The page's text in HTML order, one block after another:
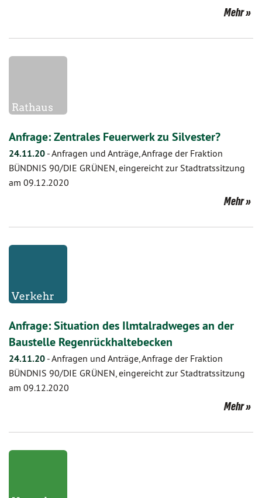
Mehr
Anfrage: Zentrales Feuerwerk zu Silvester?
24.11.20 -Anfragen und Anträge, Anfrage der Fraktion
BÜNDNIS 90/DIE GRÜNEN, eingereicht zur Stadtratssitzung
am 09.12.2020
Mehr
Anfrage: Situation des Ilmtalradweges an der
Baustelle Regenrückhaltebecken
24.11.20 -Anfragen und Anträge, Anfrage der Fraktion
BÜNDNIS 90/DIE GRÜNEN, eingereicht zur Stadtratssitzung
am 09.12.2020
Mehr